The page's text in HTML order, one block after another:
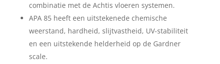
combinatie met de Achtis vloeren systemen.
APA 85 heeft een uitstekenede chemische
weerstand, hardheid, slijtvastheid, UV-stabiliteit
en een uitstekende helderheid op de Gardner
scale.